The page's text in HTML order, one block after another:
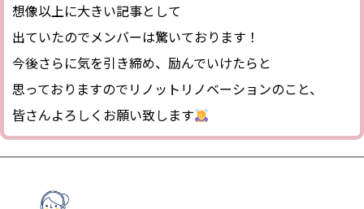
想像以上に大きい記事として
出ていたのでメンバーは驚いております！
今後さらに気を引き締め、励んでいけたらと
思っておりますのでリノットリノベーションのこと、
皆さんよろしくお願い致します